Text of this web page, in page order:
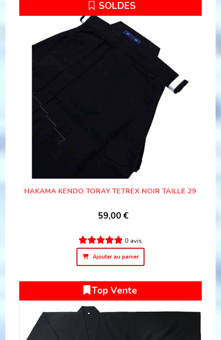
SOLDES
HAKAMA KENDO TORAY TETREX NOIR TAILLE 29
59,00 €
0 avis
Ajouter au panier
Top Vente